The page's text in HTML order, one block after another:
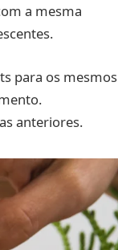
a mesma
para os mesmos
anteriores.